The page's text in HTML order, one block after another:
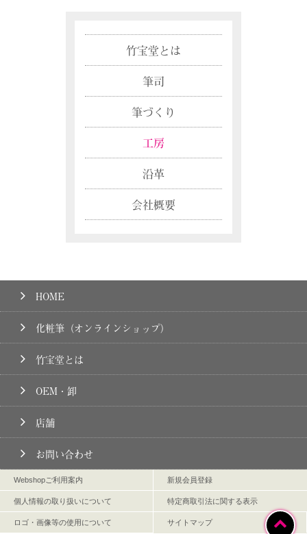
竹宝堂とは
筆司
筆づくり
工房
沿革
会社概要
HOME
化粧筆（オンラインショップ）
竹宝堂とは
OEM・卸
店舗
お問い合わせ
Webshopご利用案内 新規会員登録
個人情報の取り扱いについて 特定商取引法に関する表示
ロゴ・画像等の使用について サイトマップ